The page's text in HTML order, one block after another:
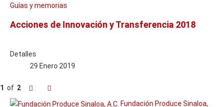
Guías y memorias
Acciones de Innovación y Transferencia 2018
Detalles
29 Enero 2019
1 of 2 Previo
Fundación Produce Sinaloa,